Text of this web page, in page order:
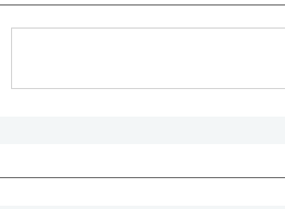
公式SNS